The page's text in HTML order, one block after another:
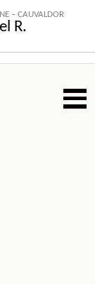
– CAUVALDOR
R.